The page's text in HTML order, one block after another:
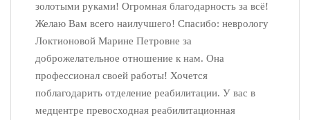
золотыми руками! Огромная благодарность за всё!
Желаю Вам всего наилучшего! Спасибо: неврологу
Локтионовой Марине Петровне за
доброжелательное отношение к нам. Она
профессионал своей работы! Хочется
поблагодарить отделение реабилитации. У вас в
медцентре превосходная реабилитационная